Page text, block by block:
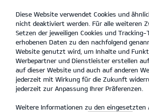
open
menu
SERVICE
KIA
Diese Website verwendet Cookies und
nicht deaktiviert werden. Für alle weiteren
Setzen der jeweiligen Cookies und
erhobenen Daten zu den nachfolgend
Website genutzt wird, um Inhalte und
Werbepartner und Dienstleister erstellen
auf dieser Website und auch auf anderen
jederzeit mit Wirkung für die Zukunft
jederzeit zur Anpassung Ihrer Präferenzen.
Weitere Informationen zu den eingesetzten